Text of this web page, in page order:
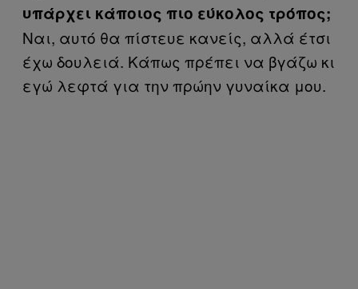
υπάρχει κάποιος πιο εύκολος τρόπος;
Ναι, αυτό θα πίστευε κανείς, αλλά έτσι
έχω δουλειά. Κάπως πρέπει να βγάζω κι
εγώ λεφτά για την πρώην γυναίκα μου.